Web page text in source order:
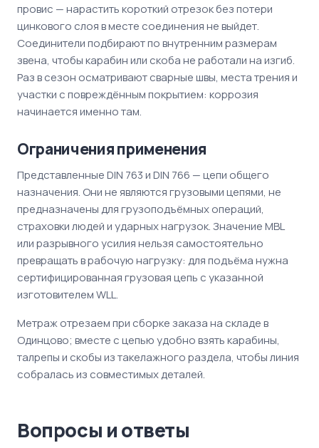
провис — нарастить короткий отрезок без потери
цинкового слоя в месте соединения не выйдет.
Соединители подбирают по внутренним размерам
звена, чтобы карабин или скоба не работали на изгиб.
Раз в сезон осматривают сварные швы, места трения и
участки с повреждённым покрытием: коррозия
начинается именно там.
Ограничения применения
Представленные DIN 763 и DIN 766 — цепи общего
назначения. Они не являются грузовыми цепями, не
предназначены для грузоподъёмных операций,
страховки людей и ударных нагрузок. Значение MBL
или разрывного усилия нельзя самостоятельно
превращать в рабочую нагрузку: для подъёма нужна
сертифицированная грузовая цепь с указанной
изготовителем WLL.
Метраж отрезаем при сборке заказа на складе в
Одинцово; вместе с цепью удобно взять карабины,
талрепы и скобы из такелажного раздела, чтобы линия
собралась из совместимых деталей.
Вопросы и ответы